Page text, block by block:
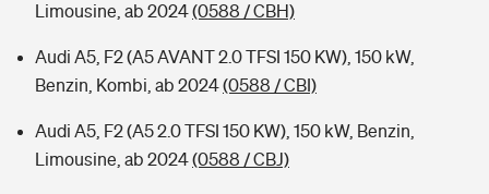
Limousine, ab 2024(0588 / CBH)
Audi A5, F2 (A5 AVANT 2.0 TFSI 150 KW), 150 kW,
Benzin, Kombi, ab 2024(0588 / CBI)
Audi A5, F2 (A5 2.0 TFSI 150 KW), 150 kW, Benzin,
Limousine, ab 2024(0588 / CBJ)